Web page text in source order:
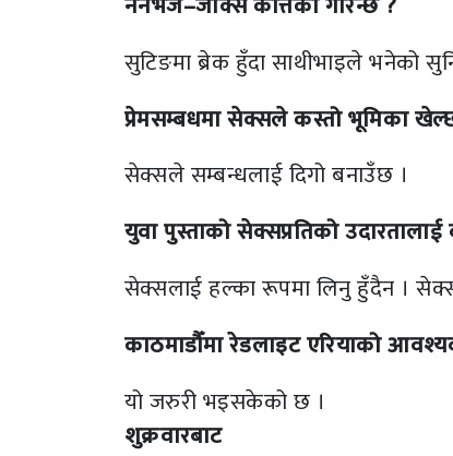
सुटिङमा ब्रेक हुँदा साथीभाइले भनेको
प्रेमसम्बधमा सेक्सले कस्तो भूमिका
सेक्सले सम्बन्धलाई दिगो बनाउँछ ।
युवा पुस्ताको सेक्सप्रतिको
सेक्सलाई हल्का रूपमा लिनु हुँदैन ।
काठमाडौँमा रेडलाइट एरियाको
यो जरुरी भइसकेको छ ।
शुक्रवारबाट